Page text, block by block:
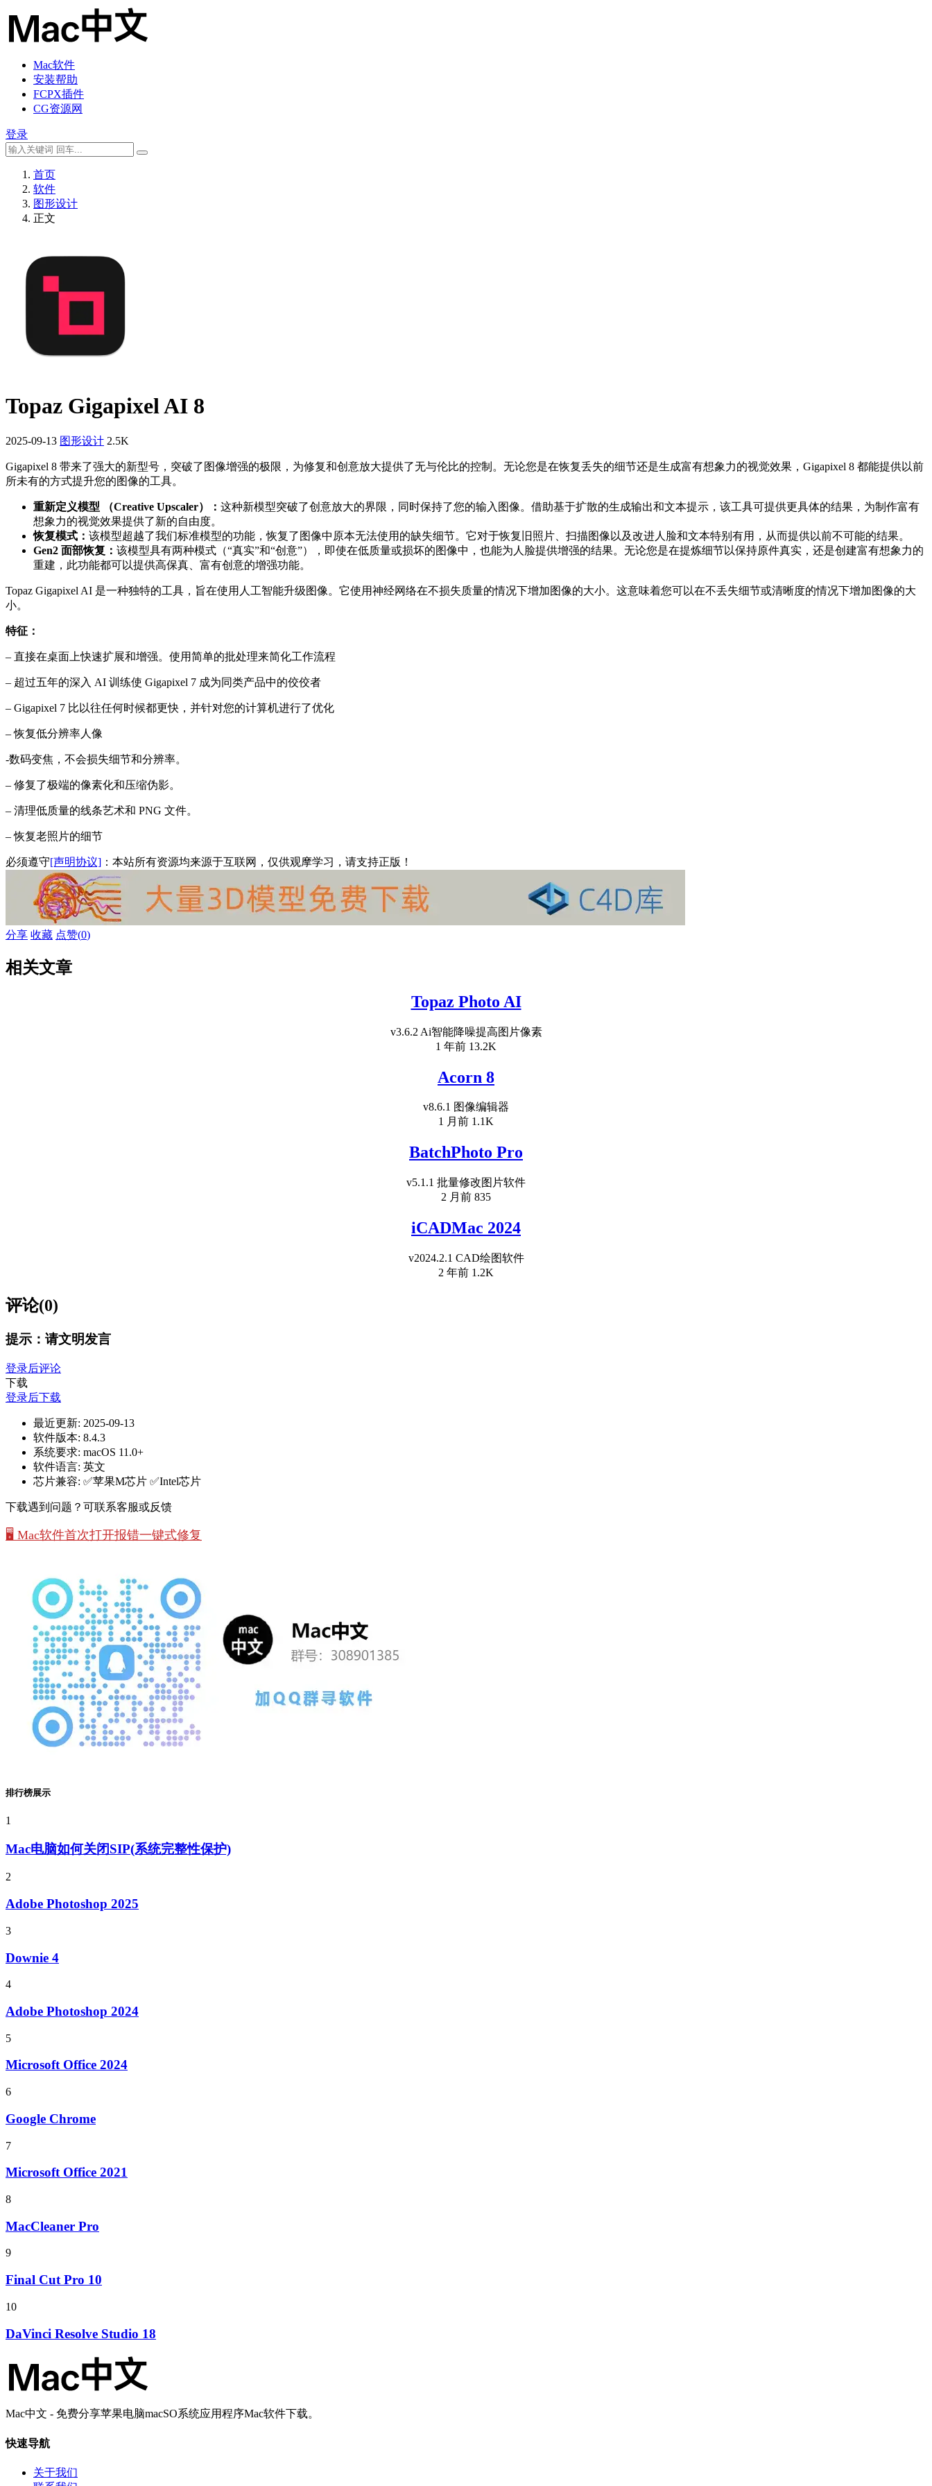
Mac软件
安装帮助
FCPX插件
CG资源网
登录
首页
软件
图形设计
正文
Topaz Gigapixel AI 8
2025-09-13 图形设计 2.5K
Gigapixel 8 带来了强大的新型号，突破了图像增强的极限，为修复和创意放大提供了无与伦比的控制。无论您是在恢复丢失的细节还是生成富有想象力的视觉效果，Gigapixel 8 都能提供以前
所未有的方式提升您的图像的工具。
重新定义模型 （Creative Upscaler）： 这种新模型突破了创意放大的界限，同时保持了您的输入图像。借助基于扩散的生成输出和文本提示，该工具可提供更具体的结果，为制作富有
想象力的视觉效果提供了新的自由度。
恢复模式： 该模型超越了我们标准模型的功能，恢复了图像中原本无法使用的缺失细节。它对于恢复旧照片、扫描图像以及改进人脸和文本特别有用，从而提供以前不可能的结果。
Gen2 面部恢复： 该模型具有两种模式（“真实”和“创意”），即使在低质量或损坏的图像中，也能为人脸提供增强的结果。无论您是在提炼细节以保持原件真实，还是创建富有想象力的
重建，此功能都可以提供高保真、富有创意的增强功能。
Topaz Gigapixel AI 是一种独特的工具，旨在使用人工智能升级图像。它使用神经网络在不损失质量的情况下增加图像的大小。这意味着您可以在不丢失细节或清晰度的情况下增加图像的大
小。
特征：
– 直接在桌面上快速扩展和增强。使用简单的批处理来简化工作流程
– 超过五年的深入 AI 训练使 Gigapixel 7 成为同类产品中的佼佼者
– Gigapixel 7 比以往任何时候都更快，并针对您的计算机进行了优化
– 恢复低分辨率人像
-数码变焦，不会损失细节和分辨率。
– 修复了极端的像素化和压缩伪影。
– 清理低质量的线条艺术和 PNG 文件。
– 恢复老照片的细节
必须遵守[声明协议] ：本站所有资源均来源于互联网，仅供观摩学习，请支持正版！
分享 收藏 点赞(0)
相关文章
Topaz Photo AI
v3.6.2 Ai智能降噪提高图片像素
1 年前 13.2K
Acorn 8
v8.6.1 图像编辑器
1 月前 1.1K
BatchPhoto Pro
v5.1.1 批量修改图片软件
2 月前 835
iCADMac 2024
v2024.2.1 CAD绘图软件
2 年前 1.2K
评论(0)
提示：请文明发言
登录后评论
下载
登录后下载
最近更新: 2025-09-13
软件版本: 8.4.3
系统要求: macOS 11.0+
软件语言: 英文
芯片兼容: ✅苹果M芯片 ✅Intel芯片
下载遇到问题？可联系客服或反馈
🖥️ Mac软件首次打开报错一键式修复
排行榜展示
1
Mac电脑如何关闭SIP(系统完整性保护)
2
Adobe Photoshop 2025
3
Downie 4
4
Adobe Photoshop 2024
5
Microsoft Office 2024
6
Google Chrome
7
Microsoft Office 2021
8
MacCleaner Pro
9
Final Cut Pro 10
10
DaVinci Resolve Studio 18
Mac中文 - 免费分享苹果电脑macSO系统应用程序Mac软件下载。
快速导航
关于我们